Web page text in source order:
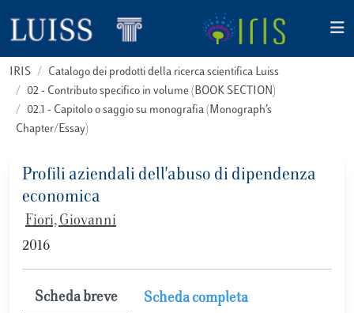
IRIS
Catalogo dei prodotti della ricerca scientifica Luiss
02 - Contributo specifico in volume (BOOK SECTION)
02.1 - Capitolo o saggio su monografia (Monograph’s
Chapter/Essay)
Profili aziendali dell'abuso di dipendenza
economica
Fiori, Giovanni
2016
Scheda breve Scheda completa